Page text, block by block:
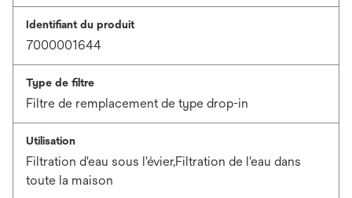
Identifiant du produit
7000001644
Type de filtre
Filtre de remplacement de type drop-in
Utilisation
Filtration d'eau sous l'évier,Filtration de l'eau dans
toute la maison